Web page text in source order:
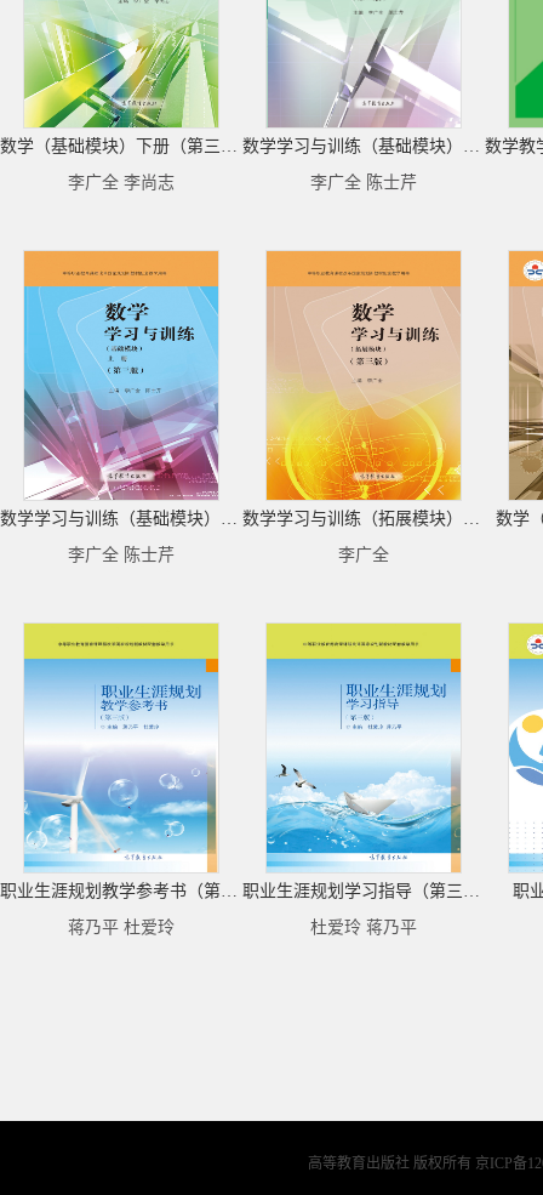
数学（基础模块）下册（第三版）
李广全 李尚志
数学学习与训练（基础模块）下册（第三版）
李广全 陈士芹
数学学习与训练（基础模块）上册（第三版）
李广全 陈士芹
数学学习与训练（拓展模块）（第三版）
李广全
数学
职业生涯规划教学参考书（第三版）
蒋乃平 杜爱玲
职业生涯规划学习指导（第三版）
杜爱玲 蒋乃平
职
高等教育出版社 版权所有 京ICP备